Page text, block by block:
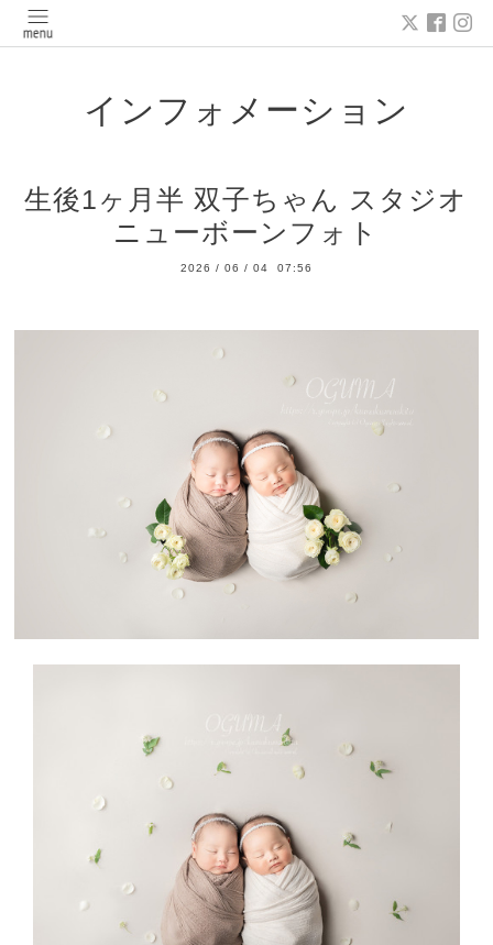
インフォメーション
生後1ヶ月半 双子ちゃん スタジオ
ニューボーンフォト
2026 / 06 / 04 07:56